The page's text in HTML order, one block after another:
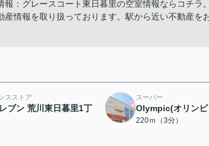
報：グレースコート東日暮里の空室情報ならコチ
産情報を取り扱っております。駅から近い不動産
スストア
ブン 荒川東日暮里1丁
スーパー
Olympic(オリン
220ｍ（3分）